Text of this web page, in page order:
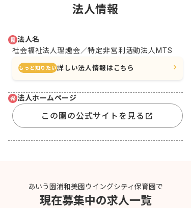
法人情報
法人名
社会福祉法人理趣会／特定非営利活動法人MTS
もっと知りたい詳しい法人情報はこちら
法人ホームページ
この園の公式サイトを見る
あいう園浦和美園ウイングシティ保育園で
現在募集中の求人一覧